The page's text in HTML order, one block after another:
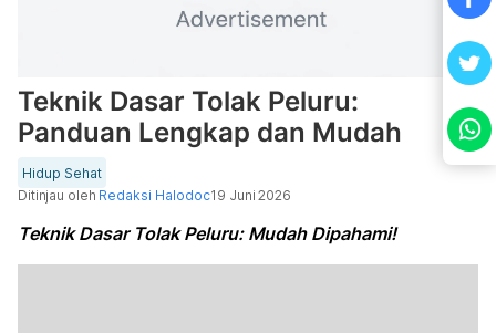
Teknik Dasar Tolak Peluru:
Panduan Lengkap dan Mudah
Hidup Sehat
Ditinjau oleh Redaksi Halodoc19 Juni 2026
Teknik Dasar Tolak Peluru: Mudah Dipahami!